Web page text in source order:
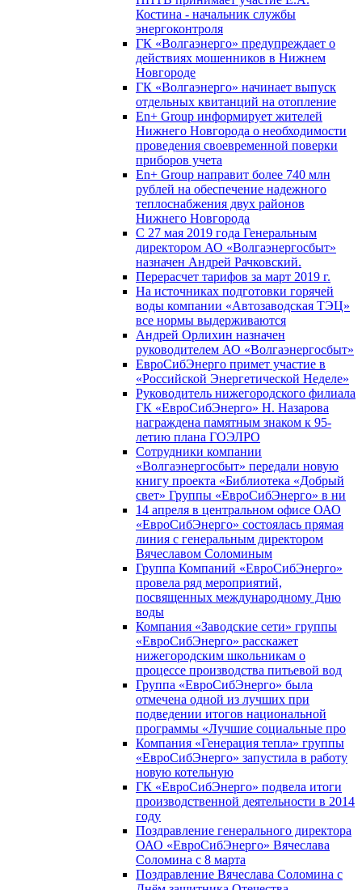
Костина - начальник службы
энергоконтроля
ГК «Волгаэнерго» предупреждает о
действиях мошенников в Нижнем
Новгороде
ГК «Волгаэнерго» начинает выпуск
отдельных квитанций на отопление
En+ Group информирует жителей
Нижнего Новгорода о необходимости
проведения своевременной поверки
приборов учета
En+ Group направит более 740 млн
рублей на обеспечение надежного
теплоснабжения двух районов
Нижнего Новгорода
С 27 мая 2019 года Генеральным
директором АО «Волгаэнергосбыт»
назначен Андрей Рачковский.
Перерасчет тарифов за март 2019 г.
На источниках подготовки горячей
воды компании «Автозаводская ТЭЦ»
все нормы выдерживаются
Андрей Орлихин назначен
руководителем АО «Волгаэнергосбыт»
ЕвроСибЭнерго примет участие в
«Российской Энергетической Неделе»
Руководитель нижегородского филиала
ГК «ЕвроСибЭнерго» Н. Назарова
награждена памятным знаком к 95-
летию плана ГОЭЛРО
Сотрудники компании
«Волгаэнергосбыт» передали новую
книгу проекта «Библиотека «Добрый
свет» Группы «ЕвроСибЭнерго» в ни
14 апреля в центральном офисе ОАО
«ЕвроСибЭнерго» состоялась прямая
линия с генеральным директором
Вячеславом Соломиным
Группа Компаний «ЕвроСибЭнерго»
провела ряд мероприятий,
посвященных международному Дню
воды
Компания «Заводские сети» группы
«ЕвроСибЭнерго» расскажет
нижегородским школьникам о
процессе производства питьевой вод
Группа «ЕвроСибЭнерго» была
отмечена одной из лучших при
подведении итогов национальной
программы «Лучшие социальные про
Компания «Генерация тепла» группы
«ЕвроСибЭнерго» запустила в работу
новую котельную
ГК «ЕвроСибЭнерго» подвела итоги
производственной деятельности в 2014
году
Поздравление генерального директора
ОАО «ЕвроСибЭнерго» Вячеслава
Соломина с 8 марта
Поздравление Вячеслава Соломина с